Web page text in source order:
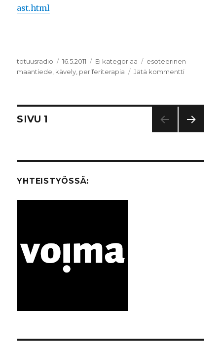
ast.html
Kirjoittaja
totuusradio Julkaistu
16.5.2011 Kategoriat
Ei kategoriaa Avainsanat
esoteerinen
maantiede kävely periferiterapia Jätä kommentti
Artikkelien
SIVU 1
SIVU
YHTEISTYÖSSÄ: